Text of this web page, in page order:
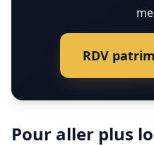
RDV
Pour aller plus